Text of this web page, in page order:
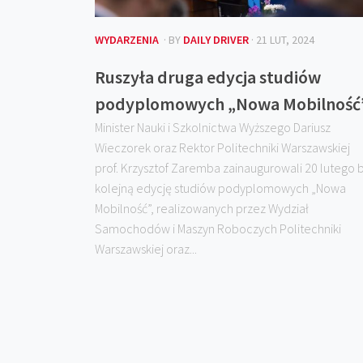
WYDARZENIA · BY DAILY DRIVER · 21 LUT, 2024
Ruszyła druga edycja studiów
podyplomowych „Nowa
Minister Nauki i Szkolnictwa Wyższego Dariusz
Wieczorek oraz Rektor Politechniki Warszawskiej
prof. Krzysztof Zaremba zainaugurowali 20 lutego
kolejną edycję studiów podyplomowych „Nowa
Mobilność”, realizowanych przez Wydział
Samochodów i Maszyn Roboczych Politechniki
Warszawskiej oraz...